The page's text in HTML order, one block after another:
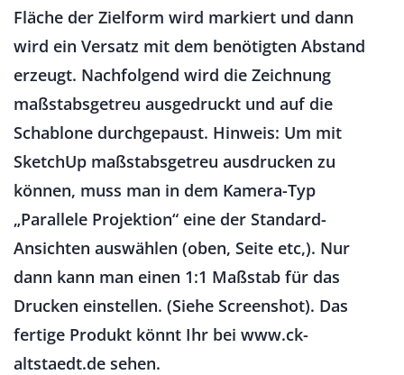
Fläche der Zielform wird markiert und dann
wird ein Versatz mit dem benötigten Abstand
erzeugt. Nachfolgend wird die Zeichnung
maßstabsgetreu ausgedruckt und auf die
Schablone durchgepaust. Hinweis: Um mit
SketchUp maßstabsgetreu ausdrucken zu
können, muss man in dem Kamera-Typ
„Parallele Projektion“ eine der Standard-
Ansichten auswählen (oben, Seite etc,). Nur
dann kann man einen 1:1 Maßstab für das
Drucken einstellen. (Siehe Screenshot). Das
fertige Produkt könnt Ihr bei www.ck-
altstaedt.de sehen.